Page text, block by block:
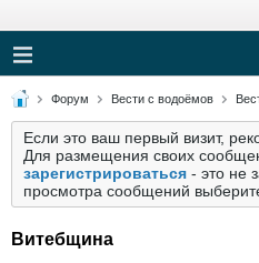
Форум Вести с водоёмов
Если это ваш первый визит,
Для размещения своих
зарегистрироваться - это не
просмотра сообщений
Витебщина